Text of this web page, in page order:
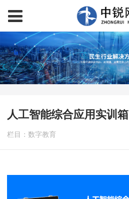
人工智能综合应用实训箱
栏目：数字教育